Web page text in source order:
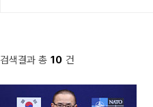
검색결과 총 10 건